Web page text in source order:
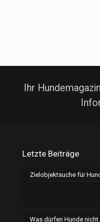
Ihr
Letzte Beiträge
Zielobjektsuche für
Was dürfen Hunde nicht